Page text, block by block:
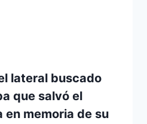
lateral buscado
que salvó el
en memoria de su